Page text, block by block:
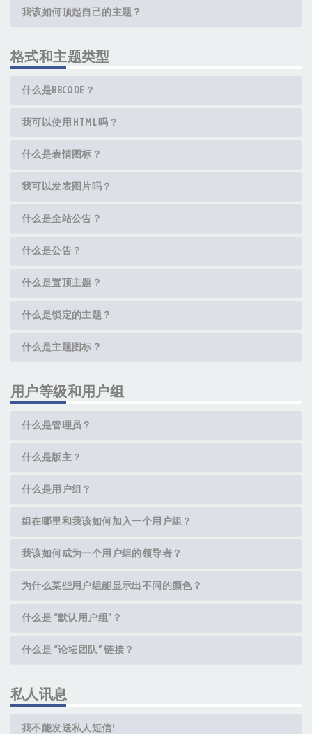
我该如何顶起自己的主题？
格式和主题类型
什么是BBCODE？
我可以使用 HTML 吗？
什么是表情图标？
我可以发表图片吗？
什么是全站公告？
什么是公告？
什么是置顶主题？
什么是锁定的主题？
什么是主题图标？
用户等级和用户组
什么是管理员？
什么是版主？
什么是用户组？
组在哪里和我该如何加入一个用户组？
我该如何成为一个用户组的领导者？
为什么某些用户组能显示出不同的颜色？
什么是 “默认用户组”？
什么是 “论坛团队” 链接？
私人讯息
我不能发送私人短信!